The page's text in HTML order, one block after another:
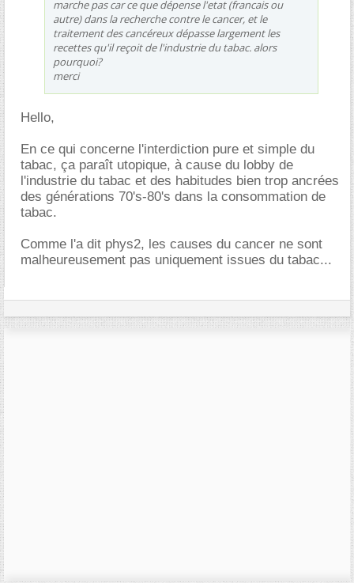
marche pas car ce que dépense l'etat (francais ou
autre) dans la recherche contre le cancer, et le
traitement des cancéreux dépasse largement les
recettes qu'il reçoit de l'industrie du tabac. alors
pourquoi?
merci
Hello,
En ce qui concerne l'interdiction pure et simple du
tabac, ça paraît utopique, à cause du lobby de
l'industrie du tabac et des habitudes bien trop ancrées
des générations 70's-80's dans la consommation de
tabac.
Comme l'a dit phys2, les causes du cancer ne sont
malheureusement pas uniquement issues du tabac...